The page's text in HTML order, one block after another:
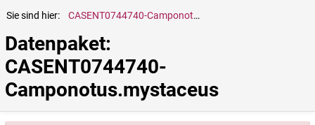
Sie sind hier: CASENT0744740-Camponotus.mystaceus
Datenpaket:
CASENT0744740-
Camponotus.mystaceus